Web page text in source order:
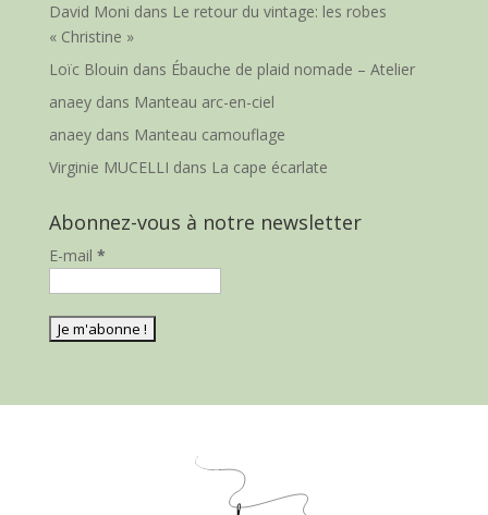
David Moni dans Le retour du vintage: les robes
« Christine »
Loïc Blouin dans Ébauche de plaid nomade – Atelier
anaeydans Manteau arc-en-ciel
anaeydans Manteau camouflage
Virginie MUCELLI dans La cape écarlate
Abonnez-vous à notre newsletter
E-mail *